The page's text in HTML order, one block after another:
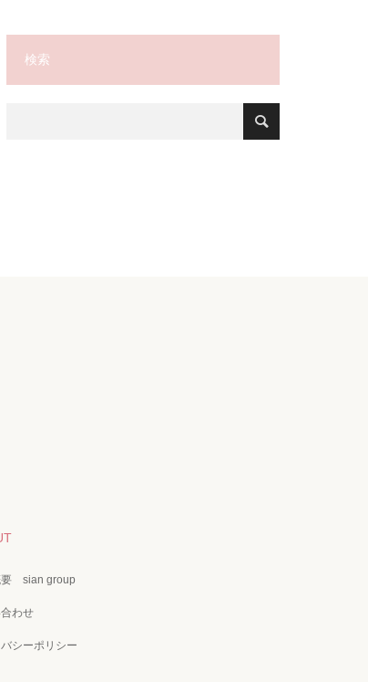
検索
要 sian group
わせ
シーポリシー